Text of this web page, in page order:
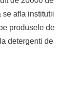
se afla institutii
produsele de
detergenti de